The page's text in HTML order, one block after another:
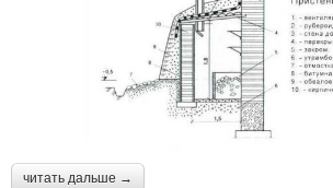
читать дальше →